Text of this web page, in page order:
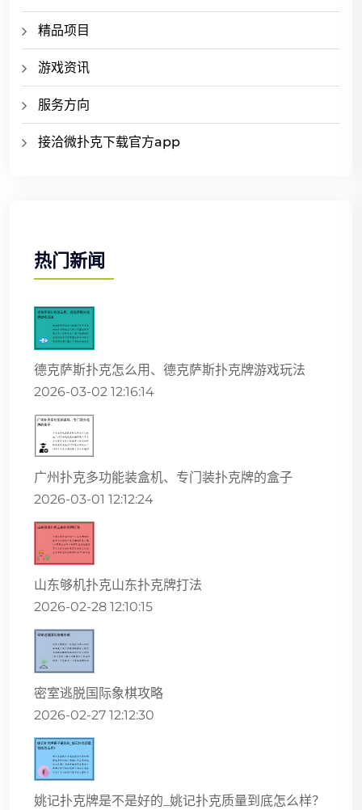
精品项目
游戏资讯
服务方向
接洽微扑克下载官方app
热门新闻
德克萨斯扑克怎么用、德克萨斯扑克牌游戏玩法
2026-03-02 12:16:14
广州扑克多功能装盒机、专门装扑克牌的盒子
2026-03-01 12:12:24
山东够机扑克山东扑克牌打法
2026-02-28 12:10:15
密室逃脱国际象棋攻略
2026-02-27 12:12:30
姚记扑克牌是不是好的_姚记扑克质量到底怎么样？